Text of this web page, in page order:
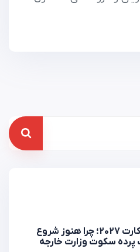
لاتاری گرین کارت 2027؛ چرا هنوز شروع
سکوت وزارت خارجه